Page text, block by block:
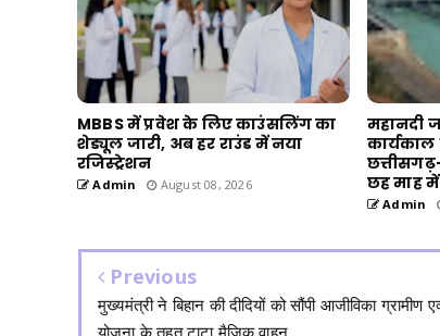
MBBS में प्रवेश के लिए काउंसलिंग का
शेड्यूल जारी, अब हर राउंड में नया
रजिस्ट्रेशन
Admin August 08, 2026
महानदी
छह माह
Admin
Previous
मुख्यमंत्री ने बिहान की दीदियों को सौंपी आजीविका ग्रामीण
योजना के तहत टाटा मैजिक वाहन